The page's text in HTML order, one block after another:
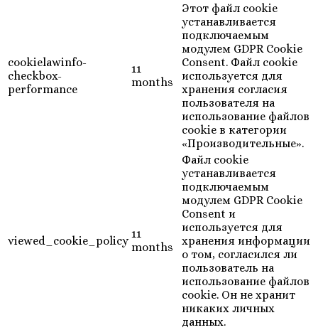
cookielawinfo-
checkbox-
performance
11
months
Этот файл cookie
устанавливается
подключаемым
модулем GDPR Cookie
Consent. Файл cookie
используется для
хранения согласия
пользователя на
использование файлов
cookie в категории
«Производительные».
viewed_cookie_policy
11
months
Файл cookie
устанавливается
подключаемым
модулем GDPR Cookie
Consent и
используется для
хранения информации
о том, согласился ли
пользователь на
использование файлов
cookie. Он не хранит
никаких личных
данных.